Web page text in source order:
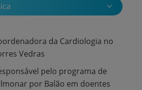
da Cardiologia no
Vedras
pelo programa de
por Balão em doentes